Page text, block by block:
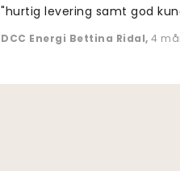
"hurtig levering samt god
DCC Energi Bettina Ridal, 4